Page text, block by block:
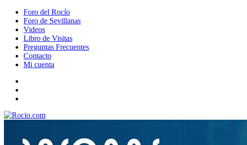
Foro del Rocío
Foro de Sevillanas
Videos
Libro de Visitas
Preguntas Frecuentes
Contacto
Mi cuenta